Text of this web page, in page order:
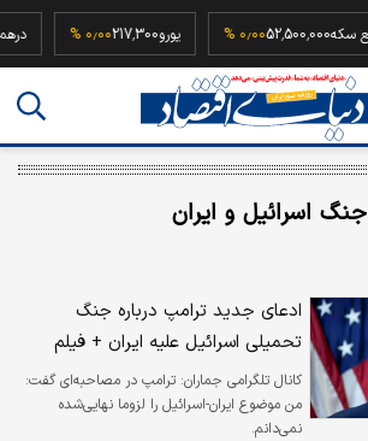
ربع سکه52,500,000۰٫۰۰ % یورو217,300۰٫۰۰ %
جنگ اسرائیل و ایران
ادعای جدید ترامپ درباره جنگ
تحمیلی اسرائیل علیه ایران + فیلم
کانال تلگرامی جماران: ترامپ در مصاحبه‌ای گفت:
من موضوع ایران-اسرائیل را لزوما نهایی‌شده
نمی‌دانم.